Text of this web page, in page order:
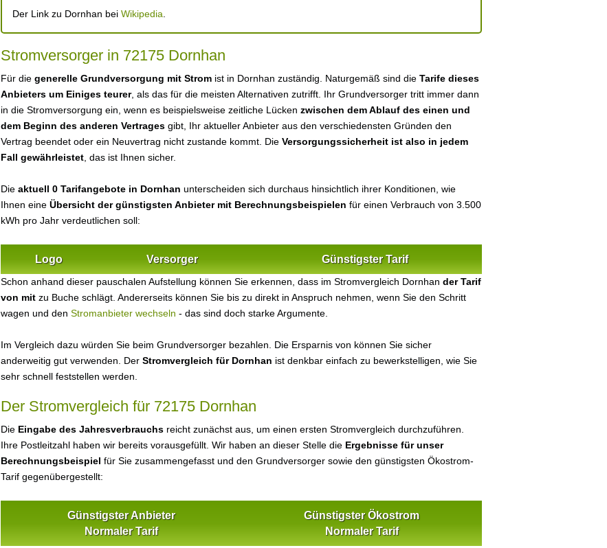
Der Link zu Dornhan bei Wikipedia
Stromversorger in 72175 Dornhan
Für die generelle Grundversorgung mit Strom ist in Dornhan zuständig. Naturgemäß sind die Tarife dieses
Anbieters um Einiges teurer, als das für die meisten Alternativen zutrifft. Ihr Grundversorger tritt immer dann
in die Stromversorgung ein, wenn es beispielsweise zeitliche Lücken zwischen dem Ablauf des einen und
dem Beginn des anderen Vertrages gibt, Ihr aktueller Anbieter aus den verschiedensten Gründen den
Vertrag beendet oder ein Neuvertrag nicht zustande kommt. Die Versorgungssicherheit ist also in jedem
Fall gewährleistet , das ist Ihnen sicher.
Die aktuell 0 Tarifangebote in Dornhan unterscheiden sich durchaus hinsichtlich ihrer Konditionen, wie
Ihnen eine Übersicht der günstigsten Anbieter mit Berechnungsbeispielen für einen Verbrauch von 3.500
kWh pro Jahr verdeutlichen soll:
Logo Versorger Günstigster Tarif
Schon anhand dieser pauschalen Aufstellung können Sie erkennen, dass im Stromvergleich Dornhan der Tarif
von mit zu Buche schlägt. Andererseits können Sie bis zu direkt in Anspruch nehmen, wenn Sie den Schritt
wagen und den Stromanbieter wechseln - das sind doch starke Argumente.
Im Vergleich dazu würden Sie beim Grundversorger bezahlen. Die Ersparnis von können Sie sicher
anderweitig gut verwenden. Der Stromvergleich für Dornhan ist denkbar einfach zu bewerkstelligen, wie Sie
sehr schnell feststellen werden.
Der Stromvergleich für 72175 Dornhan
Die Eingabe des Jahresverbrauchs reicht zunächst aus, um einen ersten Stromvergleich durchzuführen.
Ihre Postleitzahl haben wir bereits vorausgefüllt. Wir haben an dieser Stelle die Ergebnisse für unser
Berechnungsbeispiel für Sie zusammengefasst und den Grundversorger sowie den günstigsten Ökostrom-
Tarif gegenübergestellt:
Günstigster Anbieter
Normaler Tarif
Günstigster Ökostrom
Normaler Tarif